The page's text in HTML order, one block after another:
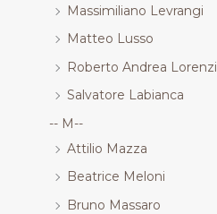
Massimiliano Levrangi
Matteo Lusso
Roberto Andrea Lorenzi
Salvatore Labianca
-- M--
Attilio Mazza
Beatrice Meloni
Bruno Massaro